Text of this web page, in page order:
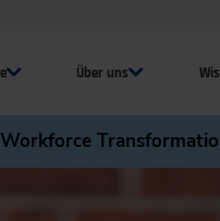
Über uns
Workforce